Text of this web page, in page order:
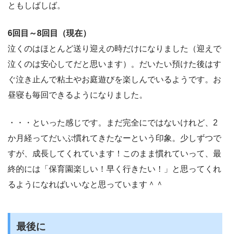
ともしばしば。
6回目～8回目（現在）
泣くのはほとんど送り迎えの時だけになりました（迎えで
泣くのは安心してだと思います）。だいたい預けた後はす
ぐ泣き止んで粘土やお庭遊びを楽しんでいるようです。お
昼寝も毎回できるようになりました。
・・・といった感じです。まだ完全にではないけれど、2
か月経ってだいぶ慣れてきたなーという印象。少しずつで
すが、成長してくれています！このまま慣れていって、最
終的には「保育園楽しい！早く行きたい！」と思ってくれ
るようになればいいなと思っています＾＾
最後に